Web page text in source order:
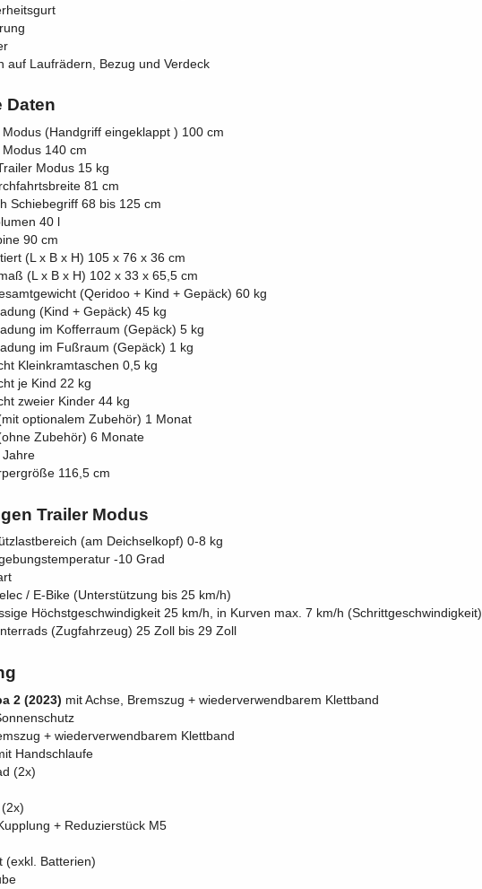
auf Laufrädern, Bezug und Verdeck
Daten
Modus (Handgriff eingeklappt ) 100 cm
Modus 140 cm
Modus 15 kg
81 cm
Schiebegriff 68 bis 125 cm
40 l
90 cm
(L x B x H) 105 x 76 x 36 cm
(L x B x H) 102 x 33 x 65,5 cm
(Qeridoo + Kind + Gepäck) 60 kg
(Kind + Gepäck) 45 kg
im Kofferraum (Gepäck) 5 kg
im Fußraum (Gepäck) 1 kg
Kleinkramtaschen 0,5 kg
je Kind 22 kg
zweier Kinder 44 kg
optionalem Zubehör) 1 Monat
Zubehör) 6 Monate
Jahre
116,5 cm
Trailer Modus
(am Deichselkopf) 0-8 kg
-10 Grad
/ E-Bike (Unterstützung bis 25 km/h)
Höchstgeschwindigkeit 25 km/h, in Kurven max. 7 km/h (Schrittgeschwindigkeit)
(Zugfahrzeug) 25 Zoll bis 29 Zoll
2 (2023) mit Achse, Bremszug + wiederverwendbarem Klettband
+ wiederverwendbarem Klettband
Handschlaufe
(2x)
+ Reduzierstück M5
(exkl. Batterien)